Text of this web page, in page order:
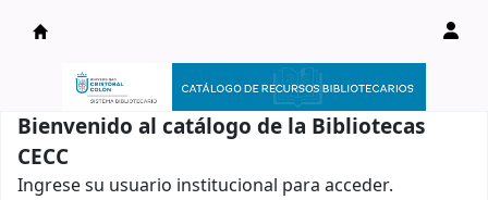
Catálogo en línea
Bienvenido al catálogo de la Bibliotecas
CECC
Ingrese su usuario institucional para acceder.